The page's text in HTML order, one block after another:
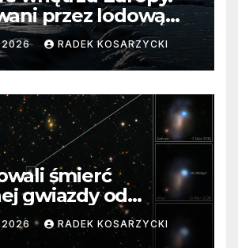
przez lodową
2026 RADEK KOSARZYCKI
śmierć
gwiazdy od
Niezwykle
2026 RADEK KOSARZYCKI